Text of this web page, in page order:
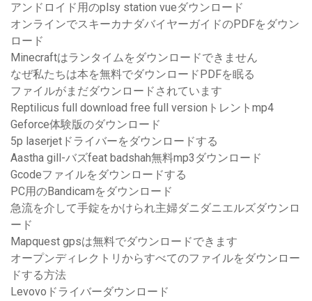
アンドロイド用のplsy station vueダウンロード
オンラインでスキーカナダバイヤーガイドのPDFをダウン
ロード
Minecraftはランタイムをダウンロードできません
なぜ私たちは本を無料でダウンロードPDFを眠る
ファイルがまだダウンロードされています
Reptilicus full download free full versionトレントmp4
Geforce体験版のダウンロード
5p laserjetドライバーをダウンロードする
Aastha gill-バズfeat badshah無料mp3ダウンロード
Gcodeファイルをダウンロードする
PC用のBandicamをダウンロード
急流を介して手錠をかけられ主婦ダニダニエルズダウンロ
ード
Mapquest gpsは無料でダウンロードできます
オープンディレクトリからすべてのファイルをダウンロー
ドする方法
Levovoドライバーダウンロード